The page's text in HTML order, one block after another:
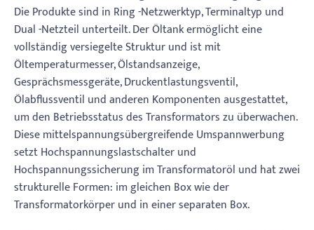
Die Produkte sind in Ring -Netzwerktyp, Terminaltyp und
Dual -Netzteil unterteilt. Der Öltank ermöglicht eine
vollständig versiegelte Struktur und ist mit
Öltemperaturmesser, Ölstandsanzeige,
Gesprächsmessgeräte, Druckentlastungsventil,
Ölabflussventil und anderen Komponenten ausgestattet,
um den Betriebsstatus des Transformators zu überwachen.
Diese mittelspannungsübergreifende Umspannwerbung
setzt Hochspannungslastschalter und
Hochspannungssicherung im Transformatoröl und hat zwei
strukturelle Formen: im gleichen Box wie der
Transformatorkörper und in einer separaten Box.